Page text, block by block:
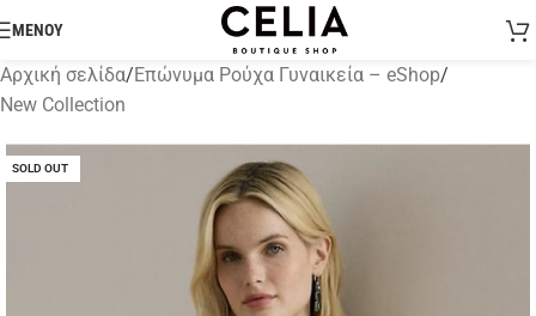
ΜΕΝΟΥ
Αρχική σελίδα/Επώνυμα Ρούχα Γυναικεία – eShop/
New Collection
SOLD OUT